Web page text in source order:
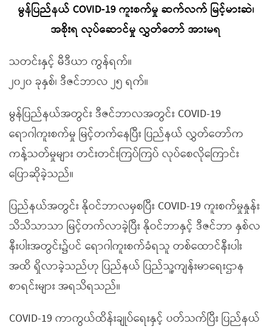
မွန်ပြည်နယ် COVID-19 ကူးစက်မှု ဆက်လက် မြင့်မားဆဲ၊
အစိုးရ လုပ်ဆောင်မှု လွှတ်တော် အားမရ
သတင်းနှင့် မီဒီယာ ကွန်ရက်။
၂၀၂၀ ခုနှစ်၊ ဒီဇင်ဘာလ ၂၅ ရက်။
မွန်ပြည်နယ်အတွင်း ဒီဇင်ဘာလအတွင်း COVID-19
ရောဂါကူးစက်မှု မြင့်တက်နေပြီး ပြည်နယ် လွှတ်တော်က
ကန့်သတ်မှုများ တင်းတင်းကြပ်ကြပ် လုပ်စေလိုကြောင်း
ပြောဆိုခဲ့သည်။
ပြည်နယ်အတွင်း နိုဝင်ဘာလမှစပြီး COVID-19 ကူးစက်မှုနှုန်း
သိသိသာသာ မြင့်တက်လာခဲ့ပြီး နိုဝင်ဘာနှင့် ဒီဇင်ဘာ နှစ်လ
နီးပါးအတွင်း၌ပင် ရောဂါကူးစက်ခံရသူ တစ်ထောင်နီးပါး
အထိ ရှိလာခဲ့သည်ဟု ပြည်နယ် ပြည်သူ့ကျန်းမာရေးဌာန
စာရင်းများ အရသိရသည်။
COVID-19 ကာကွယ်ထိန်းချုပ်ရေးနှင့် ပတ်သက်ပြီး ပြည်နယ်